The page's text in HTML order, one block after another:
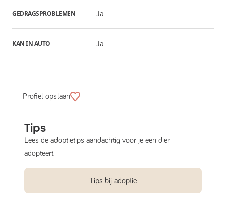
GEDRAGSPROBLEMEN Ja
KAN IN AUTO Ja
Profiel opslaan
Tips
Lees de adoptietips aandachtig voor je een dier
adopteert.
Tips bij adoptie